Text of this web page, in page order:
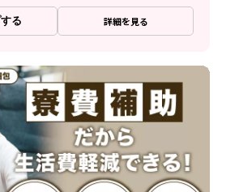
る 詳細を見る